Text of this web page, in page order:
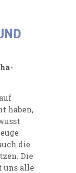
haben,
die
Die
uns alle